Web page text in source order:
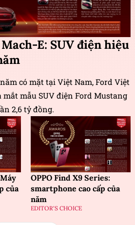
E: SUV điện hiệu
có mặt tại Việt Nam, Ford Việt
mẫu SUV điện Ford Mustang
2,6 tỷ đồng.
của
OPPO Find X9 Series:
smartphone cao cấp của
năm
EDITOR'S CHOICE